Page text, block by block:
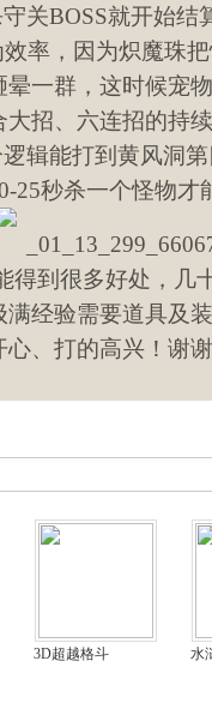
关BOSS就开始
率，因为炽魔珠
一群，这时候宠
招、六连招的持
辑能打到黄风洞
25秒杀一个怪物才
得到很多好处，几
经验需要道具及
、打的高兴！谢
3D超越格斗 水